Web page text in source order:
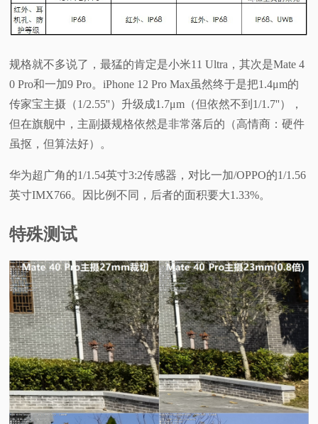
规格就不多说了，最猛的肯定是小米11 Ultra，其次是Mate 4
0 Pro和一加9 Pro。iPhone 12 Pro Max虽然终于是把1.4μm的
传家宝主摄（1/2.55''）升级成1.7μm（但依然不到1/1.7''），
但在旗舰中，主副摄规格依然是非常落后的（高情商：硬件
虽抠，但算法好）。
华为超广角的1/1.54英寸3:2传感器，对比一加/OPPO的1/1.56
英寸IMX766。因比例不同，后者的面积要大1.33%。
特殊测试